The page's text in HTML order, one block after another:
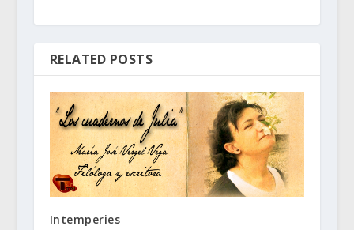
RELATED POSTS
Intemperies